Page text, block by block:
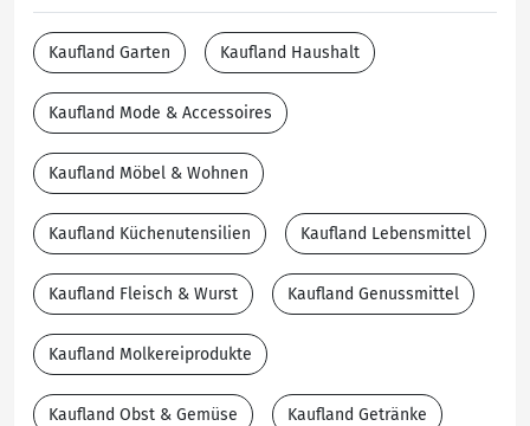
Kaufland Garten Kaufland Haushalt
Kaufland Mode & Accessoires
Kaufland Möbel & Wohnen
Kaufland Küchenutensilien Kaufland Lebensmittel
Kaufland Fleisch & Wurst Kaufland Genussmittel
Kaufland Molkereiprodukte
Kaufland Obst & Gemüse Kaufland Getränke